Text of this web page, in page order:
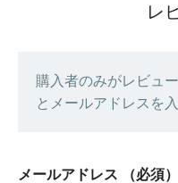
レ
購入者のみがレビュ
とメールアドレスを
メールアドレス （必須）